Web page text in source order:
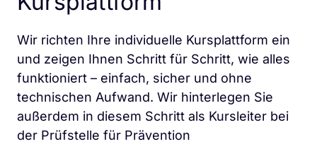
Wir richten Ihre individuelle Kursplattform ein
und zeigen Ihnen Schritt für Schritt, wie alles
funktioniert – einfach, sicher und ohne
technischen Aufwand. Wir hinterlegen Sie
außerdem in diesem Schritt als Kursleiter bei
der Prüfstelle für Prävention